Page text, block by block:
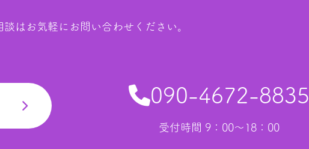
談はお気軽にお問い合わせください。
090-4672-8835
受付時間 9：00〜18：00